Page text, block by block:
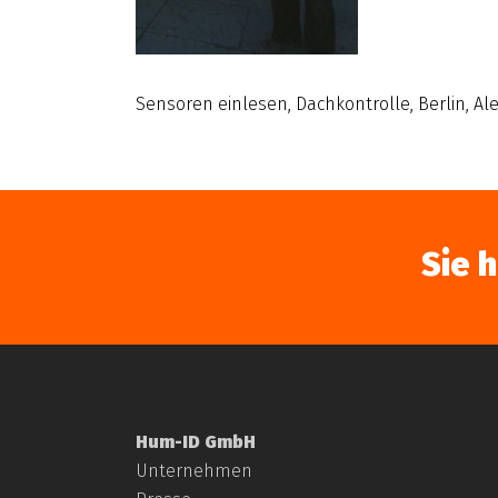
Sensoren einlesen, Dachkontrolle, Berlin,
Sie
Hum-ID GmbH
Unternehmen